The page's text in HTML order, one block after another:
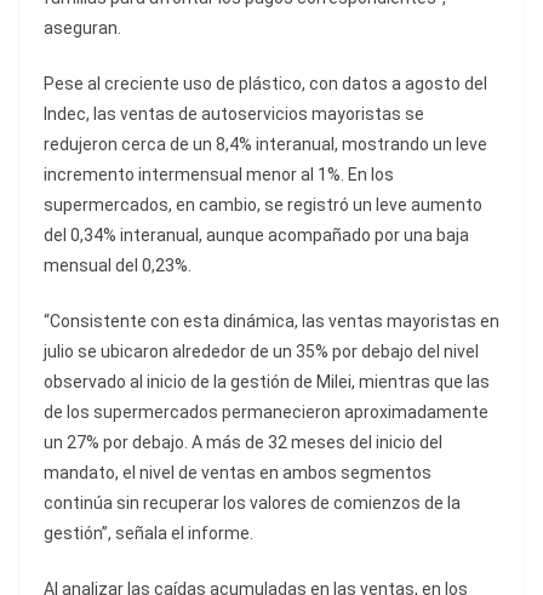
aseguran.
Pese al creciente uso de plástico, con datos a agosto del
Indec, las ventas de autoservicios mayoristas se
redujeron cerca de un 8,4% interanual, mostrando un leve
incremento intermensual menor al 1%. En los
supermercados, en cambio, se registró un leve aumento
del 0,34% interanual, aunque acompañado por una baja
mensual del 0,23%.
“Consistente con esta dinámica, las ventas mayoristas en
julio se ubicaron alrededor de un 35% por debajo del nivel
observado al inicio de la gestión de Milei, mientras que las
de los supermercados permanecieron aproximadamente
un 27% por debajo. A más de 32 meses del inicio del
mandato, el nivel de ventas en ambos segmentos
continúa sin recuperar los valores de comienzos de la
gestión”, señala el informe.
Al analizar las caídas acumuladas en las ventas, en los